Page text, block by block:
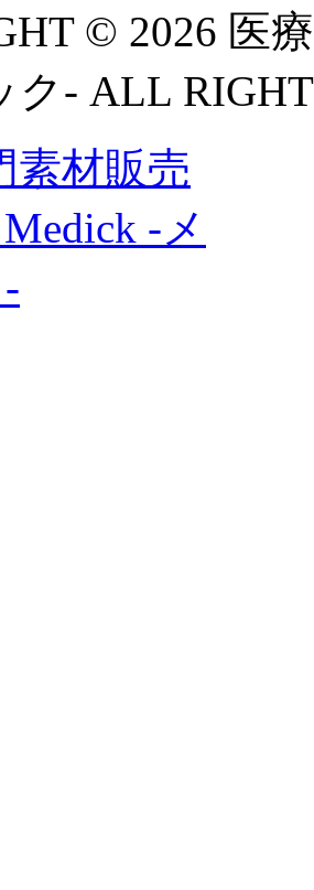
© 2026 医
ク- ALL RIGHT